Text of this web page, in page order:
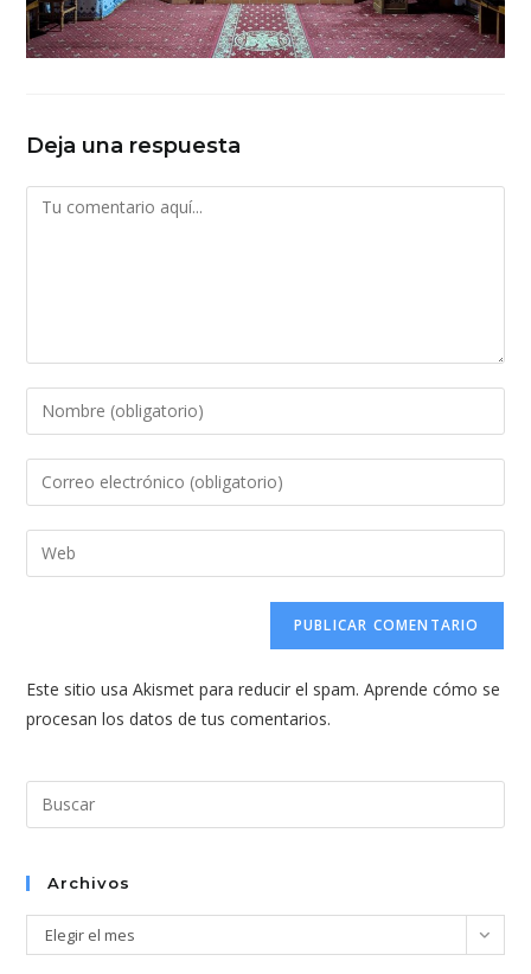
Deja una respuesta
Comentario
Introduce
tu
nombre
de
usuario
Introduce
tu
dirección
de
comentar
Introduce
la
web
(opcional)
Este sitio usa Akismet para reducir el spam.Aprende cómo se
procesan los datos de tus comentarios.
el
Archivos
Archivos
Elegir el mes